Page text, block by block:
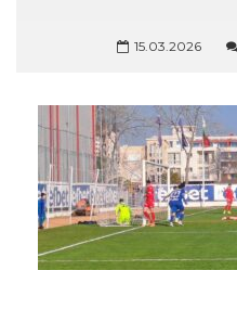
15.03.2026